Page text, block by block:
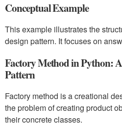
Conceptual Example
This example illustrates the
design pattern. It focuses on
Factory Method in Python:
Pattern
Factory method is a creational
the problem of creating product
their concrete classes.